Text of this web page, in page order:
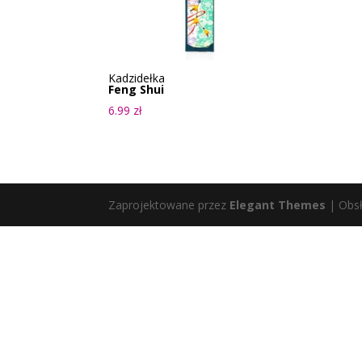
Kadzidełka
Feng Shui
6.99 zł
Zaprojektowane przez Elegant Themes |